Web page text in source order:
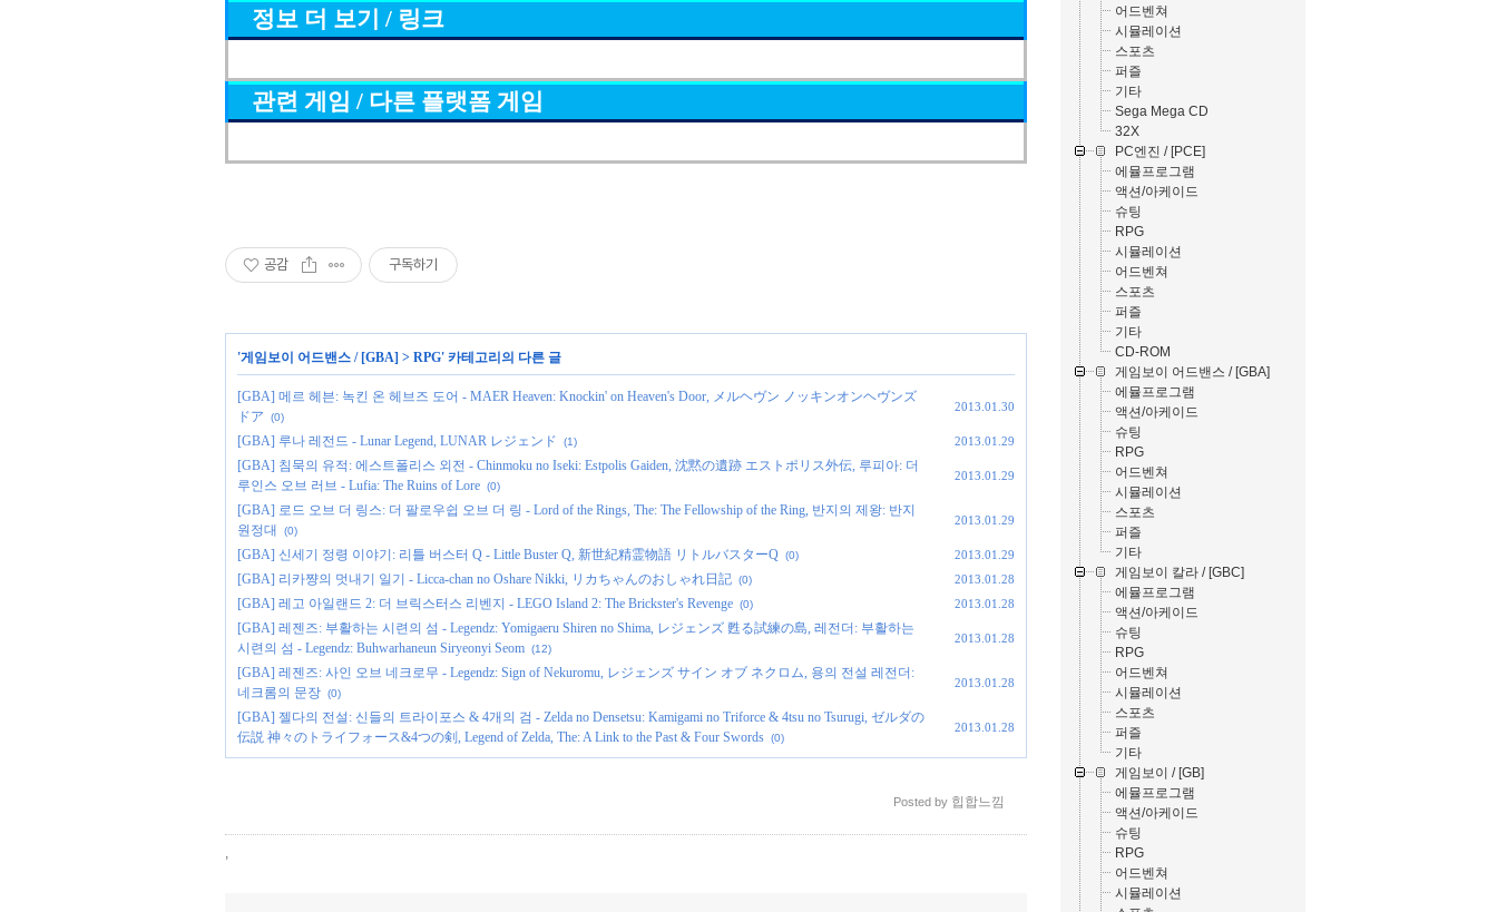
정보 더 보기 / 링크
관련 게임 / 다른 플랫폼 게임
공감 구독하기
'게임보이 어드밴스 / [GBA] > RPG' 카테고리의 다른 글
[GBA] 메르 헤븐: 녹킨 온 헤브즈 도어 - MAER Heaven: Knockin' on Heaven's Door, メルヘヴン ノッキンオンヘヴンズ
ドア
(0)
2013.01.30
[GBA] 루나 레전드 - Lunar Legend, LUNAR レジェンド (1) 2013.01.29
[GBA] 침묵의 유적: 에스트폴리스 외전 - Chinmoku no Iseki: Estpolis Gaiden, 沈黙の遺跡 エストポリス外伝, 루피아: 더
루인스 오브 러브 - Lufia: The Ruins of Lore (0)
2013.01.29
[GBA] 로드 오브 더 링스: 더 팔로우쉽 오브 더 링 - Lord of the Rings, The: The Fellowship of the Ring, 반지의 제왕: 반지
원정대
(0)
2013.01.29
[GBA] 신세기 정령 이야기: 리틀 버스터 Q - Little Buster Q, 新世紀精霊物語 リトルバスターQ (0) 2013.01.29
[GBA] 리카쨩의 멋내기 일기 - Licca-chan no Oshare Nikki, リカちゃんのおしゃれ日記 (0) 2013.01.28
[GBA] 레고 아일랜드 2: 더 브릭스터스 리벤지 - LEGO Island 2: The Brickster's Revenge (0) 2013.01.28
[GBA] 레젠즈: 부활하는 시련의 섬 - Legendz: Yomigaeru Shiren no Shima, レジェンズ 甦る試練の島, 레전더: 부활하는
시련의 섬 - Legendz: Buhwarhaneun Siryeonyi Seom (12)
2013.01.28
[GBA] 레젠즈: 사인 오브 네크로무 - Legendz: Sign of Nekuromu, レジェンズ サイン オブ ネクロム, 용의 전설 레전더:
네크롬의 문장 (0)
2013.01.28
[GBA] 젤다의 전설: 신들의 트라이포스 & 4개의 검 - Zelda no Densetsu: Kamigami no Triforce & 4tsu no Tsurugi, ゼルダの
伝説 神々のトライフォース&4つの剣, Legend of Zelda, The: A Link to the Past & Four Swords (0)
2013.01.28
Posted by 힙합느낌
,
어드벤쳐
시뮬레이션
스포츠
퍼즐
기타
Sega Mega CD
32X
PC엔진 / [PCE]
에뮬프로그램
액션/아케이드
슈팅
RPG
시뮬레이션
어드벤쳐
스포츠
퍼즐
기타
CD-ROM
게임보이 어드밴스 / [GBA]
에뮬프로그램
액션/아케이드
슈팅
RPG
어드벤쳐
시뮬레이션
스포츠
퍼즐
기타
게임보이 칼라 / [GBC]
에뮬프로그램
액션/아케이드
슈팅
RPG
어드벤쳐
시뮬레이션
스포츠
퍼즐
기타
게임보이 / [GB]
에뮬프로그램
액션/아케이드
슈팅
RPG
어드벤쳐
시뮬레이션